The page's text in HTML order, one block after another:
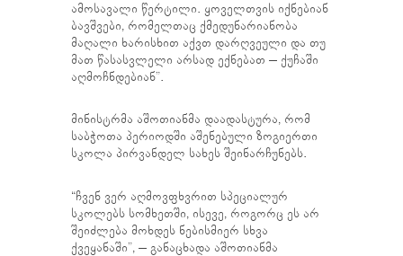
ამოსავალი წერტილი. ყოველთვის იქნებიან
ბავშვები, რომელთაც ქმედუნარიანობა
მაღალი ხარისხით აქვთ დარღვეული და თუ
მათ წასასვლელი არსად ექნებათ – ქუჩაში
აღმოჩნდებიან”.
მინისტრმა აშოთიანმა დაადასტურა, რომ
საბჭოთა პერიოდში აშენებული ზოგიერთი
სკოლა პირვანდელ სახეს შეინარჩუნებს.
“ჩვენ ვერ აღმოვფხვრით სპეციალურ
სკოლებს სომხეთში, ისევე, როგორც ეს არ
შეიძლება მოხდეს ნებისმიერ სხვა
ქვეყანაში”, – განაცხადა აშოთიანმა